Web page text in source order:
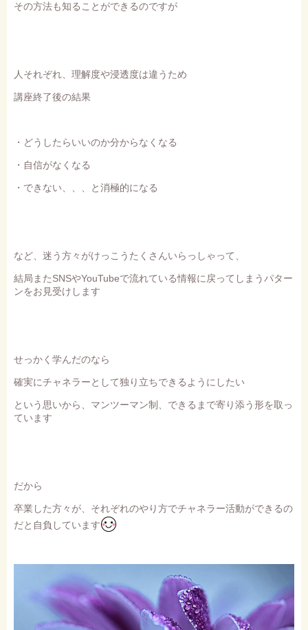
その方法も知ることができるのですが
人それぞれ、理解度や浸透度は違うため
講座終了後の結果
・どうしたらいいのか分からなくなる
・自信がなくなる
・できない、、、と消極的になる
など、迷う方々がけっこうたくさんいらっしゃって、
結局またSNSやYouTubeで流れている情報に戻ってしまうパター
ンをお見受けします
せっかく学んだのなら
確実にチャネラーとして独り立ちできるようにしたい
という思いから、マンツーマン制、できるまで寄り添う形を取っ
ています
だから
卒業した方々が、それぞれのやり方でチャネラー活動ができるの
だと自負しています